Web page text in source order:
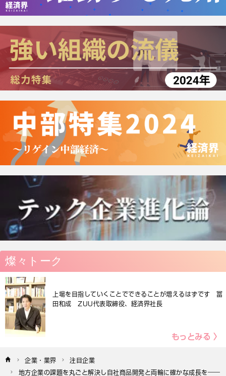
燦々トーク
上場を目指していくことでできることが増えるはずです 冨
田和成 ZUU代表取締役、経済界社長
もっとみる 〉
企業・業界
注目企業
地方企業の課題を丸ごと解決し自社商品開発と両輪に確かな成長を――